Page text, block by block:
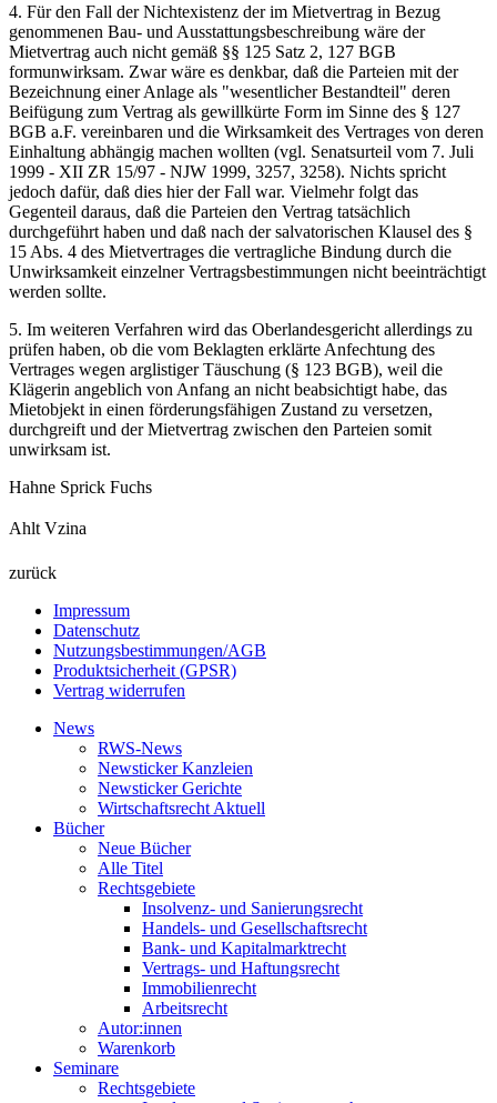
4. Für den Fall der Nichtexistenz der im Mietvertrag in Bezug
genommenen Bau- und Ausstattungsbeschreibung wäre der
Mietvertrag auch nicht gemäß §§ 125 Satz 2, 127 BGB
formunwirksam. Zwar wäre es denkbar, daß die Parteien mit der
Bezeichnung einer Anlage als "wesentlicher Bestandteil" deren
Beifügung zum Vertrag als gewillkürte Form im Sinne des § 127
BGB a.F. vereinbaren und die Wirksamkeit des Vertrages von deren
Einhaltung abhängig machen wollten (vgl. Senatsurteil vom 7. Juli
1999 - XII ZR 15/97 - NJW 1999, 3257, 3258). Nichts spricht
jedoch dafür, daß dies hier der Fall war. Vielmehr folgt das
Gegenteil daraus, daß die Parteien den Vertrag tatsächlich
durchgeführt haben und daß nach der salvatorischen Klausel des §
15 Abs. 4 des Mietvertrages die vertragliche Bindung durch die
Unwirksamkeit einzelner Vertragsbestimmungen nicht beeinträchtigt
werden sollte.
5. Im weiteren Verfahren wird das Oberlandesgericht allerdings zu
prüfen haben, ob die vom Beklagten erklärte Anfechtung des
Vertrages wegen arglistiger Täuschung (§ 123 BGB), weil die
Klägerin angeblich von Anfang an nicht beabsichtigt habe, das
Mietobjekt in einen förderungsfähigen Zustand zu versetzen,
durchgreift und der Mietvertrag zwischen den Parteien somit
unwirksam ist.
Hahne Sprick Fuchs
Ahlt Vzina
zurück
Impressum
Datenschutz
Nutzungsbestimmungen/AGB
Produktsicherheit (GPSR)
Vertrag widerrufen
News
RWS-News
Newsticker Kanzleien
Newsticker Gerichte
Wirtschaftsrecht Aktuell
Bücher
Neue Bücher
Alle Titel
Rechtsgebiete
Insolvenz- und Sanierungsrecht
Handels- und Gesellschaftsrecht
Bank- und Kapitalmarktrecht
Vertrags- und Haftungsrecht
Immobilienrecht
Arbeitsrecht
Autor:innen
Warenkorb
Seminare
Rechtsgebiete